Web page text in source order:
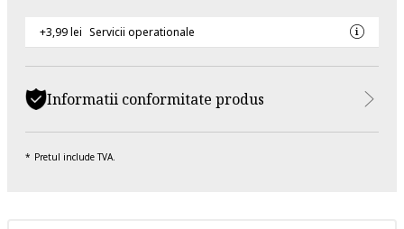
+3,99 lei Servicii operationale
Informatii conformitate produs
Pretul include TVA.